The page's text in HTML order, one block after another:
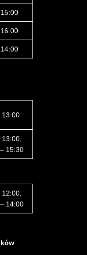
13:00
15:30
14:00